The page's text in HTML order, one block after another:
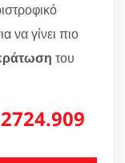
να γίνει πιο
του